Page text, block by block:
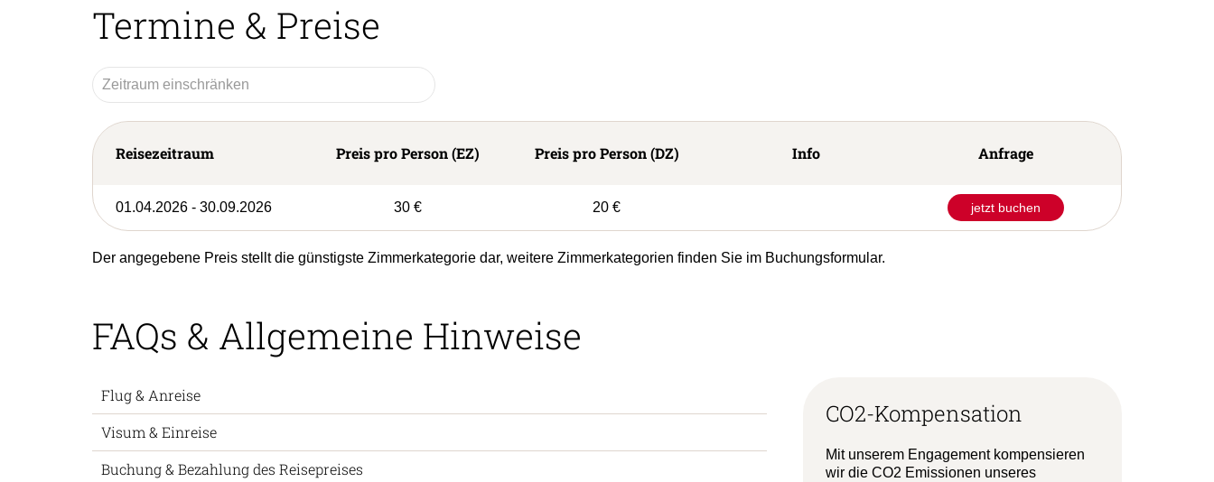
Termine & Preise
Reisezeitraum Preis pro Person (EZ) Preis pro Person (DZ) Info Anfrage
01.04.2026 - 30.09.2026 30 € 20 € jetzt buchen
Der angegebene Preis stellt die günstigste Zimmerkategorie dar, weitere Zimmerkategorien finden Sie im Buchungsformular.
FAQs & Allgemeine Hinweise
Flug & Anreise
Visum & Einreise
Buchung & Bezahlung des Reisepreises
CO2-Kompensation
Mit unserem Engagement kompensieren
wir die CO2 Emissionen unseres